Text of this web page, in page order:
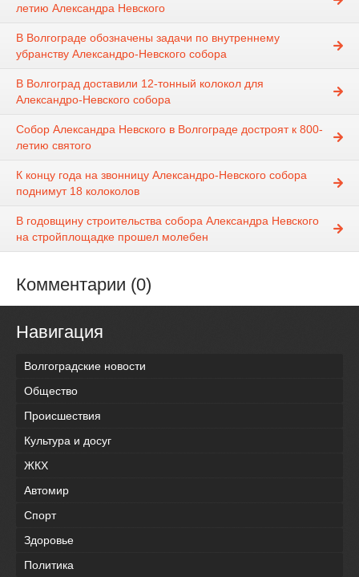
летию Александра Невского
В Волгограде обозначены задачи по внутреннему
убранству Александро-Невского собора
В Волгоград доставили 12-тонный колокол для
Александро-Невского собора
Собор Александра Невского в Волгограде достроят к 800-
летию святого
К концу года на звонницу Александро-Невского собора
поднимут 18 колоколов
В годовщину строительства собора Александра Невского
на стройплощадке прошел молебен
Комментарии (0)
Навигация
Волгоградские новости
Общество
Происшествия
Культура и досуг
ЖКХ
Автомир
Спорт
Здоровье
Политика